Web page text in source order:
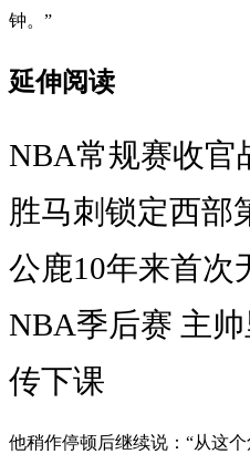
钟。”
延伸阅读
NBA常规赛收官
胜马刺锁定西部
公鹿10年来首次
NBA季后赛 主
传下课
他稍作停顿后继续说：“从这